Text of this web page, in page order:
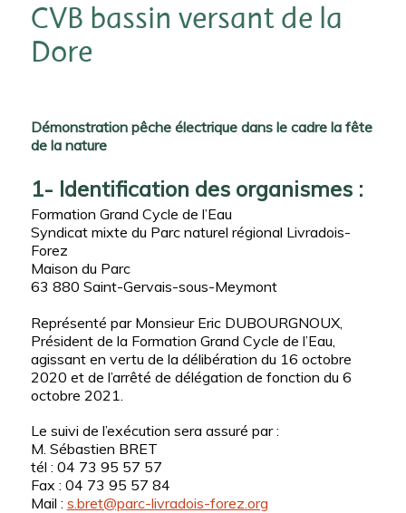
CVB bassin versant de la
Dore
Démonstration pêche électrique dans le cadre la fête
de la nature
1- Identification des organismes :
Formation Grand Cycle de l’Eau
Syndicat mixte du Parc naturel régional Livradois-
Forez
Maison du Parc
63 880 Saint-Gervais-sous-Meymont
Représenté par Monsieur Eric DUBOURGNOUX,
Président de la Formation Grand Cycle de l’Eau,
agissant en vertu de la délibération du 16 octobre
2020 et de l’arrêté de délégation de fonction du 6
octobre 2021.
Le suivi de l’exécution sera assuré par :
M. Sébastien BRET
tél : 04 73 95 57 57
Fax : 04 73 95 57 84
Mail : s.bret@parc-livradois-forez.org